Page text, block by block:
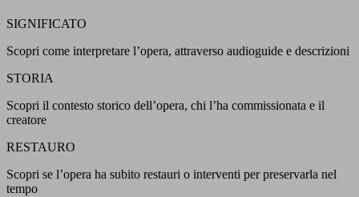
SIGNIFICATO
Scopri come interpretare l’opera, attraverso audioguide e descrizioni
STORIA
Scopri il contesto storico dell’opera, chi l’ha commissionata e il
creatore
RESTAURO
Scopri se l’opera ha subito restauri o interventi per preservarla nel
tempo